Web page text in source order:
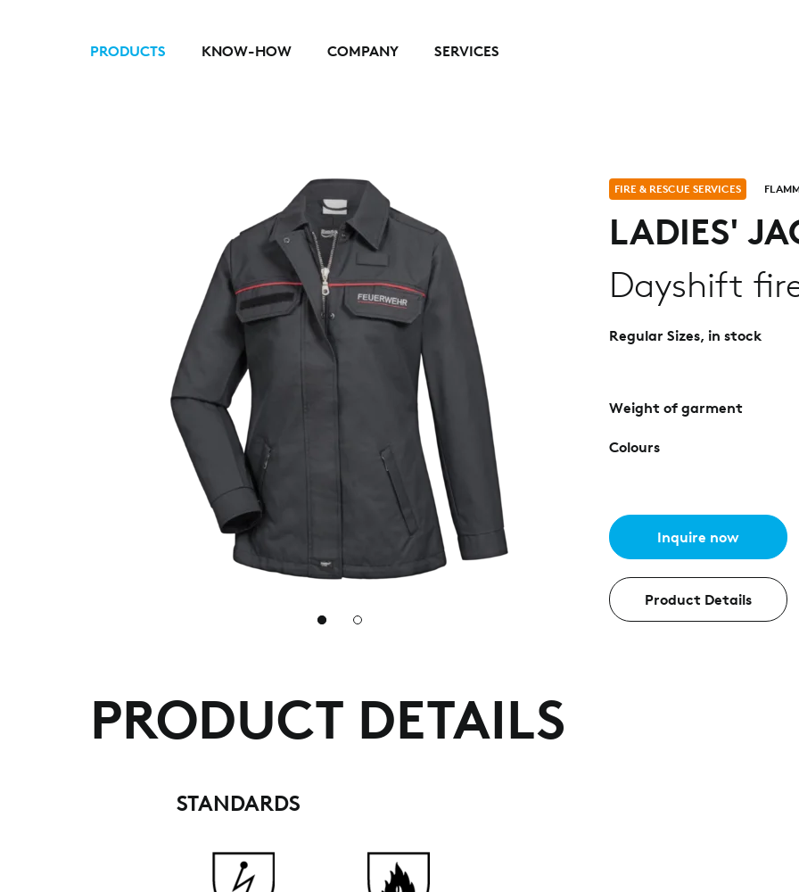
PRODUCTS KNOW-HOW COMPANY SERVICES
FIRE & RESCUE SERVICES
LADIES'
Dayshift
Regular Sizes, in stock
Weight of garment
Colours
Inquire now
Product Details
PRODUCT DETAILS
STANDARDS